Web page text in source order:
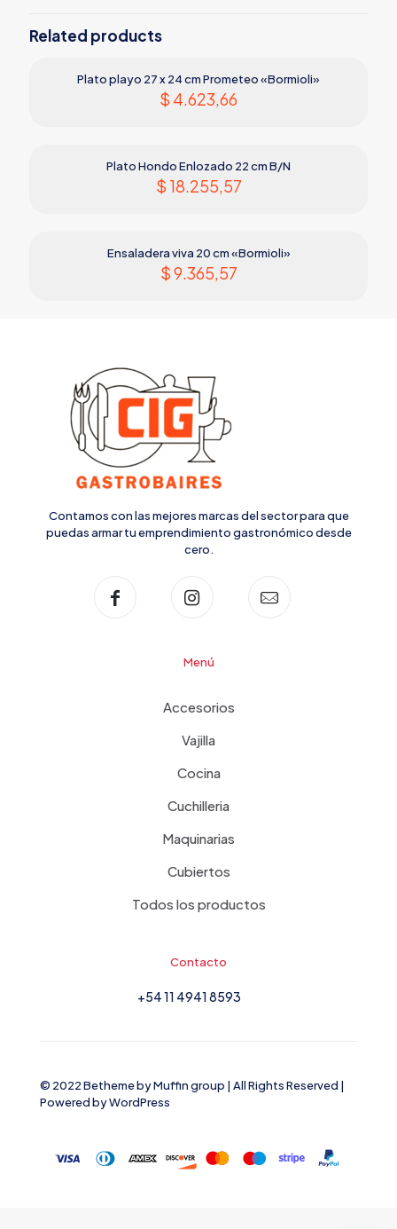
Related products
Plato playo 27 x 24 cm Prometeo «Bormioli»
$ 4.623,66
Plato Hondo Enlozado 22 cm B/N
$ 18.255,57
Ensaladera viva 20 cm «Bormioli»
$9.365,57
Contamos con las mejores marcas del sector para que
puedas armar tu emprendimiento gastronómico desde
cero.
Menú
Accesorios
Vajilla
Cocina
Cuchilleria
Maquinarias
Cubiertos
Todos los productos
Contacto
+54 11 4941 8593
© 2022 Betheme byMuffin group | All Rights Reserved |
Powered byWordPress